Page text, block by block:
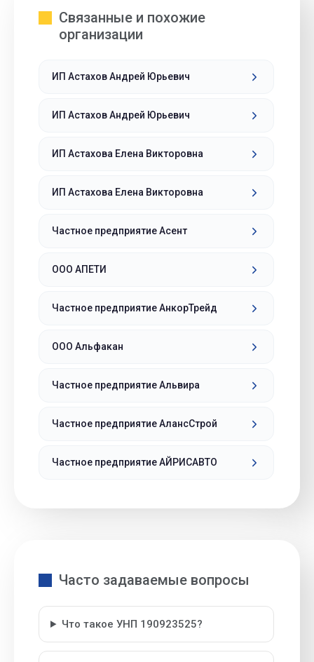
Связанные и похожие
организации
ИП Астахов Андрей Юрьевич
ИП Астахов Андрей Юрьевич
ИП Астахова Елена Викторовна
ИП Астахова Елена Викторовна
Частное предприятие Асент
ООО АПЕТИ
Частное предприятие АнкорТрейд
ООО Альфакан
Частное предприятие Альвира
Частное предприятие АлансСтрой
Частное предприятие АЙРИСАВТО
Часто задаваемые вопросы
Что такое УНП 190923525?